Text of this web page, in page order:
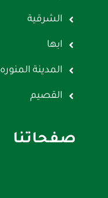
الشرقية
ابها
المدينة المنوره
القصيم
صفحاتنا